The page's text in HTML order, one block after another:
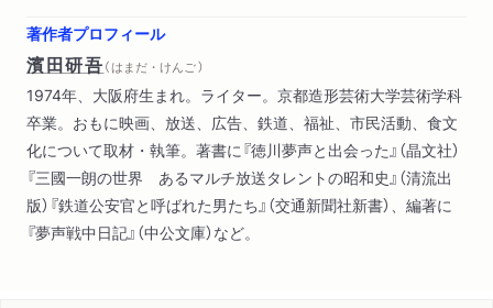
戦線の主役（佐野周二）
馬面の二等兵（伊藤雄之助、恩田清二郎）
第３章 旅と、疎開と
特急三時間半（信欣三）
湯田中渋温泉郷（十五代目市村羽左衛門、月形龍之介）
演ズ。寫ス。女ふたり（山本安英）
キューリの葉っぱのかげで（山田五十鈴、滝沢修）
著作者プロフィール
濱田研吾（ はまだ・けんご ）
1974年、大阪府生まれ。ライター。京都造形芸術大学芸術学科
卒業。おもに映画、放送、広告、鉄道、福祉、市民活動、食文
化について取材・執筆。著書に『徳川夢声と出会った』（晶文社）
『三國一朗の世界 あるマルチ放送タレントの昭和史』（清流出
版）『鉄道公安官と呼ばれた男たち』（交通新聞社新書）、編著に
『夢声戦中日記』（中公文庫）など。